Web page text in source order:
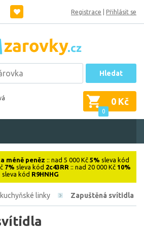
Registrace Přihlásit se
Hledat
0
0 Kč
méně peněz :: nad 5 000 Kč 5% sleva kód
7% sleva kód 2c43RR :: nad 20 000 Kč 10%
sleva kód R9HNHG
linky Zapuštěná svítidla